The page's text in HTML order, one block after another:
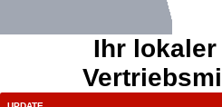
Ihr lokaler